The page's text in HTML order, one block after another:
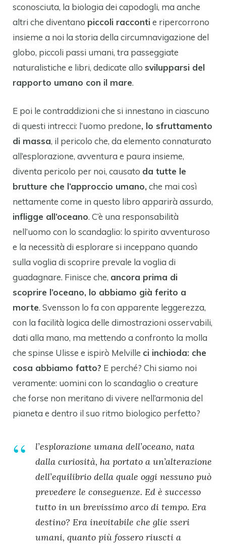
sconosciuta, la biologia dei capodogli, ma anche
altri che diventano piccoli raccontie ripercorrono
insieme a noi la storia della circumnavigazione del
globo, piccoli passi umani, tra passeggiate
naturalistiche e libri, dedicate allo svilupparsi del
rapporto umano con il mare.
E poi le contraddizioni che si innestano in ciascuno
di questi intrecci: l’uomo predone, lo sfruttamento
di massa, il pericolo che, da elemento connaturato
all’esplorazione, avventura e paura insieme,
diventa pericolo per noi, causato da tutte le
brutture che l’approccio umano,che mai così
nettamente come in questo libro apparirà assurdo,
infligge all’oceano. C’è una responsabilità
nell’uomo con lo scandaglio: lo spirito avventuroso
e la necessità di esplorare si inceppano quando
sulla voglia di scoprire prevale la voglia di
guadagnare. Finisce che, ancora prima di
scoprire l’oceano, lo abbiamo già ferito a
morte. Svensson lo fa con apparente leggerezza,
con la facilità logica delle dimostrazioni osservabili,
dati alla mano, ma mettendo a confronto la molla
che spinse Ulisse e ispirò Melville ci inchioda: che
cosa abbiamo fatto? E perché? Chi siamo noi
veramente: uomini con lo scandaglio o creature
che forse non meritano di vivere nell’armonia del
pianeta e dentro il suo ritmo biologico perfetto?
l’esplorazione umana dell’oceano, nata
dalla curiosità, ha portato a un’alterazione
dell’equilibrio della quale oggi nessuno può
prevedere le conseguenze. Ed è successo
tutto in un brevissimo arco di tempo. Era
destino? Era inevitabile che glie sseri
umani, quanto più fossero riuscti a